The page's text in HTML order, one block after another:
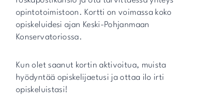
opintotoimistoon. Kortti on voimassa koko
opiskeluidesi ajan Keski-Pohjanmaan
Konservatoriossa.
Kun olet saanut kortin aktivoitua, muista
hyödyntää opiskelijaetusi ja ottaa ilo irti
opiskeluistasi!